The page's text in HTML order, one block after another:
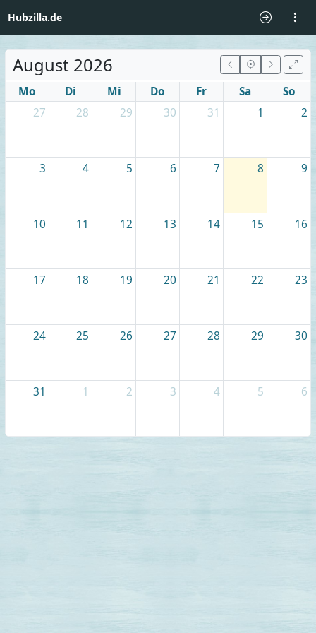
Hubzilla.de
August 2026
Mo Di Mi Do Fr Sa
So
27
28 29 30 31 1 2
3 4 5 6 7 8 9
10 11 12 13 14 15 16
17 18 19 20 21 22 23
24 25 26 27 28 29 30
31 1 2 3 4 5 6